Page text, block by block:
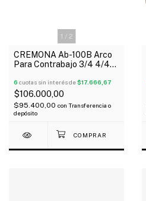
1 / 2
CREMONA Ab-100B Arco
Para Contrabajo 3/4 4/4
Breton
6 cuotas sin interés de$17.666,67
$106.000,00
$95.400,00 con Transferencia o
depósito